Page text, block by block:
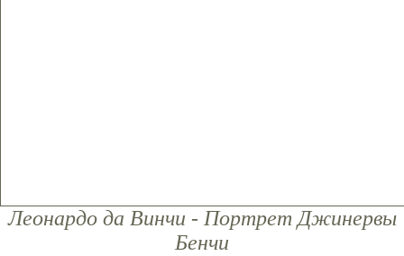
Леонардо да Винчи - Портрет Джинервы
Бенчи